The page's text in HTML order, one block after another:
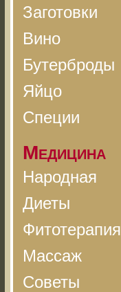
Заготовки
Вино
Бутерброды
Яйцо
Специи
Медицина
Народная
Диеты
Фитотерапия
Массаж
Советы